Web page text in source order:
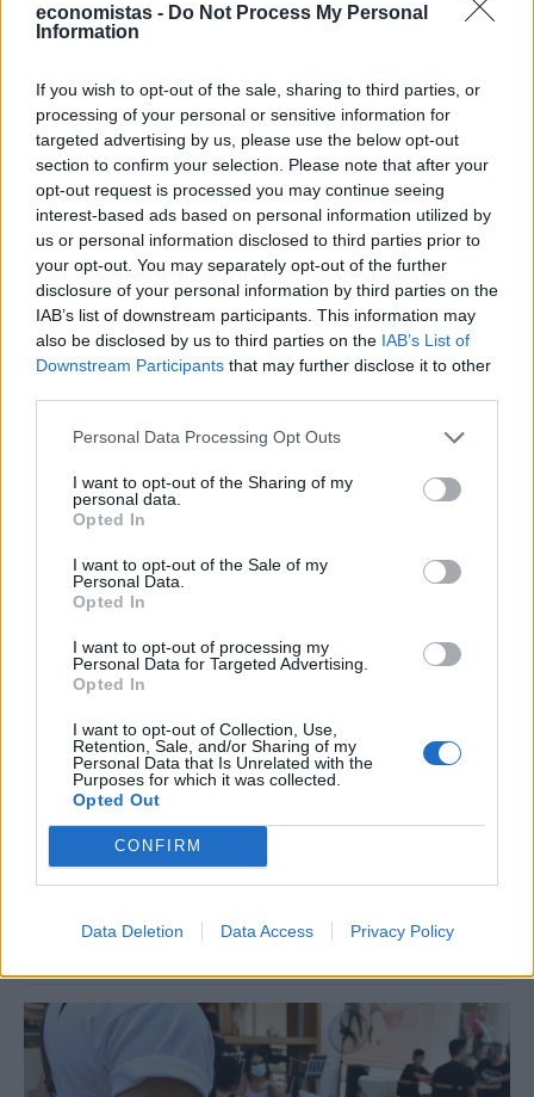
economistas - Do Not Process My Personal
Information
If you wish to opt-out of the sale, sharing to third parties, or
processing of your personal or sensitive information for
targeted advertising by us, please use the below opt-out
section to confirm your selection. Please note that after your
opt-out request is processed you may continue seeing
interest-based ads based on personal information utilized by
us or personal information disclosed to third parties prior to
your opt-out. You may separately opt-out of the further
disclosure of your personal information by third parties on the
IAB’s list of downstream participants. This information may
also be disclosed by us to third parties on the IAB’s List of
Downstream Participants that may further disclose it to other
Personal Data Processing Opt Outs
I want to opt-out of the Sharing of my
personal data.
Opted In
I want to opt-out of the Sale of my
Personal Data.
Opted In
I want to opt-out of processing my
Personal Data for Targeted Advertising.
Opted In
I want to opt-out of Collection, Use,
Retention, Sale, and/or Sharing of my
Personal Data that Is Unrelated with the
Purposes for which it was collected.
Opted Out
CONFIRM
Data Deletion Data Access Privacy Policy
ΚΟΙΝΩΝΙΑ
Ηλεκτρονικό "μάτι" σαρώνει τις παραλίες-
Τι έδειξαν οι έλεγχοι
Περισσότεροι από 1.500 έλεγχοι έχουν πραγματοποιηθεί μέχρι
σήμερα σε πάνω από 300 παραλίες και 450 επιχειρήσεις σε
ολόκληρη τη χώρα, στο πλαίσιο της εντατικής εφαρμογής του
νέου θεσμικού πλαισίου για την προστασία των αιγιαλών και των
παραλιών και τη διασφάλιση της ελεύθερης πρόσβασης των
ΚΟΙΝΩΝΙΑ
Υπεγράφη το νέο Ειδικό Χωροταξικό για τον
Τουρισμό: Τι αλλάζει για ξενοδοχεία, νησιά
και επενδύσεις
Νέους κανόνες για το πού και με ποιους όρους μπορούν να γίνονται
τουριστικές επενδύσεις στη χώρα φέρνει το νέο Ειδικό Χωροταξικό
οποίο υπεγράφη σήμερα, Παρασκευή 7 Αυγούστου.